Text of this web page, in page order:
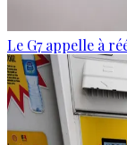
Le G7 appelle à